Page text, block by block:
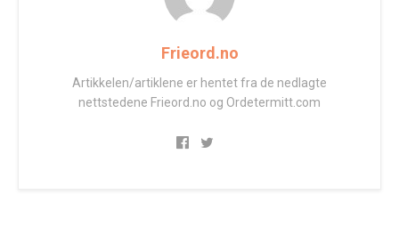
Frieord.no
Artikkelen/artiklene er hentet fra de nedlagte
nettstedene Frieord.no og Ordetermitt.com